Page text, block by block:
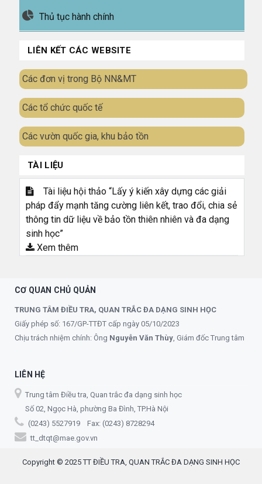
Thủ tục hành chính
LIÊN KẾT CÁC WEBSITE
Các đơn vị trong Bộ NN&MT
Các tổ chức quốc tế
Các vườn quốc gia, khu bảo tồn
TÀI LIỆU
Tài liệu hội thảo “Lấy ý kiến xây dựng các giải
pháp đẩy mạnh tăng cường liên kết, trao đổi, chia sẻ
thông tin dữ liệu về bảo tồn thiên nhiên và đa dạng
sinh học”
Xem thêm
CƠ QUAN CHỦ QUẢN
TRUNG TÂM ĐIỀU TRA, QUAN TRẮC ĐA DẠNG SINH HỌC
Giấy phép số: 167/GP-TTĐT cấp ngày 05/10/2023
Chịu trách nhiệm chính: Ông Nguyễn Văn Thùy , Giám đốc Trung tâm
LIÊN HỆ
Trung tâm Điều tra, Quan trắc đa dạng sinh học
Số 02, Ngọc Hà, phường Ba Đình, TP.Hà Nội
(0243) 5527919 Fax: (0243) 8728294
tt_dtqt@mae.gov.vn
Copyright © 2025 TT ĐIỀU TRA, QUAN TRẮC ĐA DẠNG SINH HỌC